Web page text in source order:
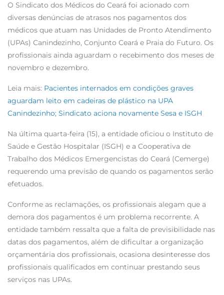
c
e
b
o
o
k
i
t
t
e
r
a
t
s
A
p
p
l
e
g
r
a
m
O Sindicato dos Médicos do Ceará foi acionado com
diversas denúncias de atrasos nos pagamentos dos
médicos que atuam nas Unidades de Pronto Atendimento
(UPAs) Canindezinho, Conjunto Ceará e Praia do Futuro. Os
profissionais ainda aguardam o recebimento dos meses de
novembro e dezembro.
Leia mais: Pacientes internados em condições graves
aguardam leito em cadeiras de plástico na UPA
Canindezinho; Sindicato aciona novamente Sesa e ISGH
Na última quarta-feira (15), a entidade oficiou o Instituto de
Saúde e Gestão Hospitalar (ISGH) e a Cooperativa de
Trabalho dos Médicos Emergencistas do Ceará (Cemerge)
requerendo uma previsão de quando os pagamentos serão
efetuados.
Conforme as reclamações, os profissionais alegam que a
demora dos pagamentos é um problema recorrente. A
entidade também ressalta que a falta de previsibilidade nas
datas dos pagamentos, além de dificultar a organização
orçamentária dos profissionais, ocasiona desinteresse dos
profissionais qualificados em continuar prestando seus
serviços nas UPAs.